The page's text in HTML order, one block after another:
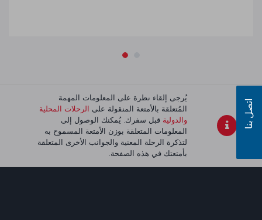
يُرجى إلقاء نظرة على المعلومات المهمة
المُتعلقة بالأمتعة المنقولة على
الرحلات المحلية
والدولية قبل سفرك. يُمكنك الوصول إلى
المعلومات المتعلقة بوزن الأمتعة المسموح به
لتذكرة الرحلة المعنية والجوانب الأخرى المتعلقة
بأمتعتك في هذه الصفحة.
اتصل بنا